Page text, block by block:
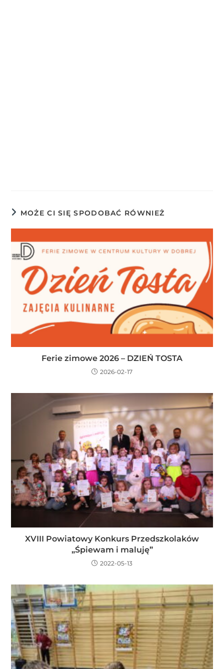
MOŻE CI SIĘ SPODOBAĆ RÓWNIEŻ
Ferie zimowe 2026 – DZIEŃ TOSTA
2026-02-17
XVIII Powiatowy Konkurs Przedszkolaków
„Śpiewam i maluję”
2022-05-13